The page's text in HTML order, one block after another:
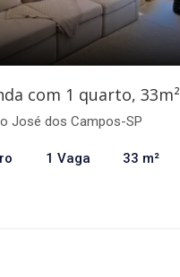
com 1 quarto, 33m²
José dos Campos-SP
1 Vaga 33 m²